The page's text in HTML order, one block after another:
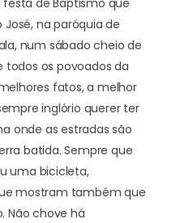
de Baptismo que
na paróquia de
num sábado cheio de
todos os povoados da
fatos, a melhor
inglório querer ter
onde as estradas são
batida. Sempre que
uma bicicleta,
mostram também que
Não chove há